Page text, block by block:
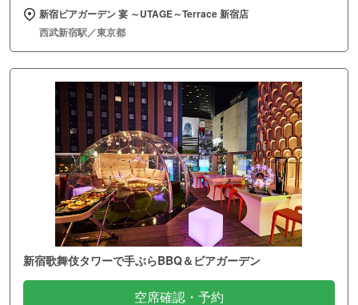
新宿ビアガーデン 宴 ～UTAGE～Terrace 新宿店
西武新宿駅／東京都
新宿歌舞伎タワーで手ぶらBBQ＆ビアガーデン
空席確認・予約